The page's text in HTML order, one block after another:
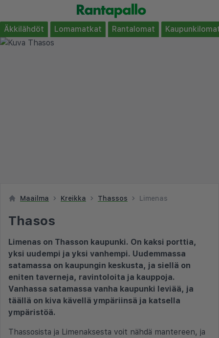
Äkkilähdöt Lomamatkat Rantalomat
Maailma Kreikka Thassos Limenas
Thasos
Limenas on Thasson kaupunki. On kaksi porttia,
yksi uudempi ja yksi vanhempi. Uudemmassa
satamassa on kaupungin keskusta, ja siellä on
eniten taverneja, ravintoloita ja kauppoja.
Vanhassa satamassa vanha kaupunki leviää, ja
täällä on kiva kävellä ympäriinsä ja katsella
ympäristöä.
Thassosista ja Limenaksesta voit nähdä mantereen, ja